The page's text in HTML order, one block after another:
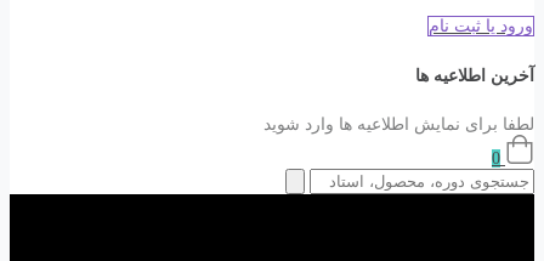
ورود یا ثبت نام
آخرین اطلاعیه ها
لطفا برای نمایش اطلاعیه ها وارد شوید
0